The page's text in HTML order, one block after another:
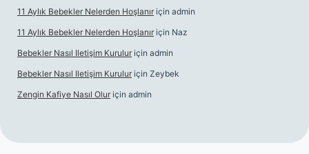
11 Aylık Bebekler Nelerden Hoşlanır için admin
11 Aylık Bebekler Nelerden Hoşlanır için Naz
Bebekler Nasıl Iletişim Kurulur için admin
Bebekler Nasıl Iletişim Kurulur için Zeybek
Zengin Kafiye Nasıl Olur için admin